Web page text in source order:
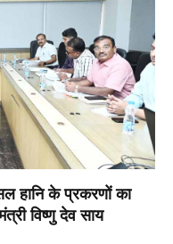
हानि के प्रकरणों का
विष्णु देव साय